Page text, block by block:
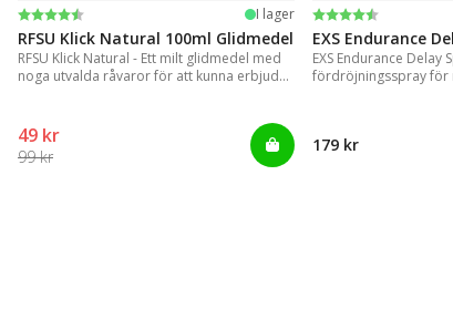
Betyg:
4.4 utav 5 stjärnor I lager
RFSU Klick Natural 100ml Glidmedel
RFSU Klick Natural - Ett milt glidmedel med
noga utvalda råvaror för att kunna erbjuda
49 kr
99 kr
Betyg:
4.2 utav 5 stjärnor
EXS Endurance
EXS Endurance Delay
fördröjningsspray för
179 kr